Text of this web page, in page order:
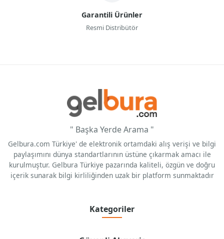
Garantili Ürünler
Resmi Distribütör
" Başka Yerde Arama "
Gelbura.com Türkiye' de elektronik ortamdaki alış verişi ve bilgi
paylaşımını dünya standartlarının üstüne çıkarmak amacı ile
kurulmuştur. Gelbura Türkiye pazarında kaliteli, özgün ve doğru
içerik sunarak bilgi kirliliğinden uzak bir platform sunmaktadır
Kategoriler